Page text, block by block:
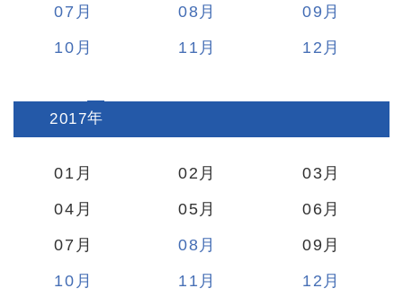
07
08
09
10
11 12
2017:
01 02
03
04
05
06
07
08
09
10
11 12